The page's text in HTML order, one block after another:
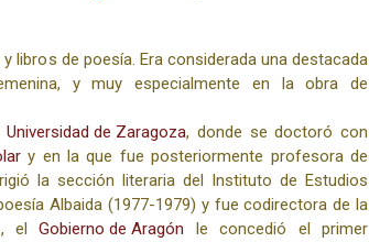
libros de poesía. Era considerada una destacada
y muy especialmente en la obra de
Universidad de Zaragoza, donde se doctoró con
y en la que fue posteriormente profesora de
la sección literaria del Instituto de Estudios
Albaida (1977-1979) y fue codirectora de la
elGobierno de Aragón le concedió el primer